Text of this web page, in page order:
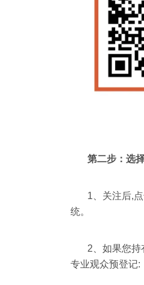
第二步：选
1、关注后,
统。
2
如果您持
专业观众预登记: